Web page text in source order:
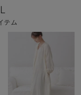
テム